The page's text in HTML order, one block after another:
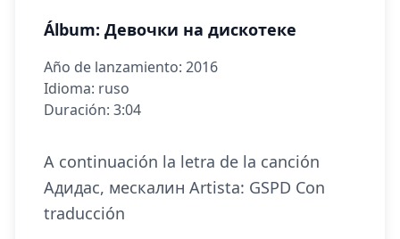
Álbum: Девочки на дискотеке
Año de lanzamiento: 2016
Idioma: ruso
Duración: 3:04
A continuación la letra de la canción
Адидас, мескалин Artista: GSPD Con
traducción